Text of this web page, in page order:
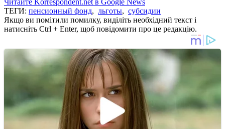
ТЕГИ: пенсионный фонд, льготы, субсидии
Якщо ви помітили помилку, виділіть необхідний текст і
натисніть Ctrl + Enter, щоб повідомити про це редакцію.